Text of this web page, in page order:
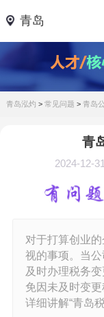
青岛
青岛泓灼 > 常见问题 > 青岛
青
2024-12-
对于打算创业
视的事项。当
及时办理税务
免因未及时变
详细讲解“青岛税